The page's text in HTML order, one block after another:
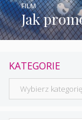
Jak
FILM
KATEGORIE
Kategorie